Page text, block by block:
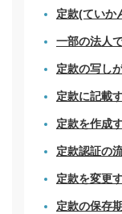
定款(ていか
一部の法人
定款の写し
定款に記載
定款を作成
定款認証の
定款を変更
定款の保存